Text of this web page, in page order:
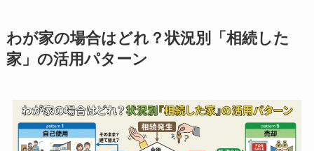
わが家の場合はどれ？状況別「相続した
家」の活用パターン